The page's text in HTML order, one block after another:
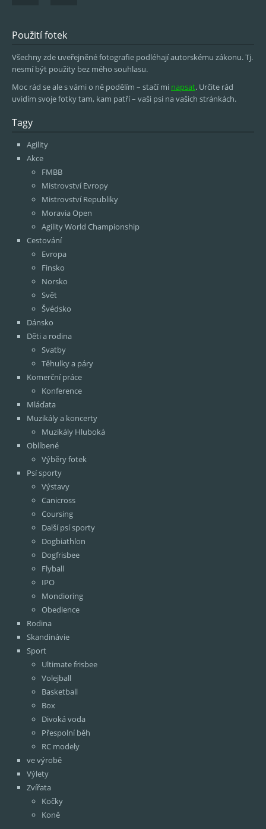
Použití fotek
Všechny zde uveřejněné fotografie podléhají autorskému zákonu. Tj.
nesmí být použity bez mého souhlasu.
Moc rád se ale s vámi o ně podělím – stačí mi napsat. Určite rád
uvidím svoje fotky tam, kam patří – vaši psi na vašich stránkách.
Tagy
Agility
Akce
FMBB
Mistrovství Evropy
Mistrovství Republiky
Moravia Open
Agility World Championship
Cestování
Evropa
Finsko
Norsko
Svět
Švédsko
Dánsko
Děti a rodina
Svatby
Těhulky a páry
Komerční práce
Konference
Mláďata
Muzikály a koncerty
Muzikály Hluboká
Oblíbené
Výběry fotek
Psí sporty
Výstavy
Canicross
Coursing
Další psí sporty
Dogbiathlon
Dogfrisbee
Flyball
IPO
Mondioring
Obedience
Rodina
Skandinávie
Sport
Ultimate frisbee
Volejball
Basketball
Box
Divoká voda
Přespolní běh
RC modely
ve výrobě
Výlety
Zvířata
Kočky
Koně